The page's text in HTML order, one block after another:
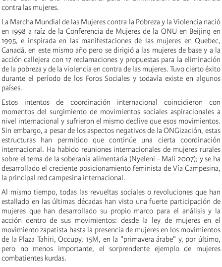
contra las mujeres.
La Marcha Mundial de las Mujeres contra la Pobreza y la Violencia nació
en 1998 a raíz de la Conferencia de Mujeres de la ONU en Beijing en
1995, e inspirada en las manifestaciones de las mujeres en Quebec,
Canadá, en este mismo año pero se dirigió a las mujeres de base y a la
acción callejera con 17 reclamaciones y propuestas para la eliminación
de la pobreza y de la violencia en contra de las mujeres. Tuvo cierto éxito
durante el período de los Foros Sociales y todavía existe en algunos
países.
Estos intentos de coordinación internacional coincidieron con
momentos del surgimiento de movimientos sociales aspiracionales a
nivel internacional y sufrieron el mismo declive que esos movimientos.
Sin embargo, a pesar de los aspectos negativos de la ONGización, estas
estructuras han permitido que continúe una cierta coordinación
internacional. Ha habido reuniones internacionales de mujeres rurales
sobre el tema de la soberanía alimentaria (Nyeleni - Mali 2007); y se ha
desarrollado el creciente posicionamiento feminista de Vía Campesina,
la principal red campesina internacional.
Al mismo tiempo, todas las revueltas sociales o revoluciones que han
estallado en las últimas décadas han visto una fuerte participación de
mujeres que han desarrollado su propio marco para el análisis y la
acción dentro de sus movimientos: desde la ley de mujeres en el
movimiento zapatista hasta la presencia de mujeres en los movimientos
de la Plaza Tahiri, Occupy, 15M, en la "primavera árabe" y, por último,
pero no menos importante, el sorprendente ejemplo de mujeres
combatientes kurdas.